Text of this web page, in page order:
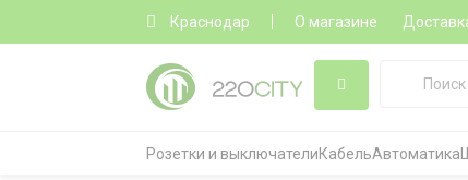
Краснодар О магазине
Розетки и выключателиКабельАвтоматика